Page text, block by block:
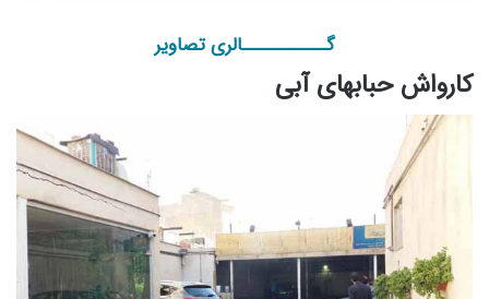
گـــــــــــالری تصاویر
کارواش حبابهای آبی